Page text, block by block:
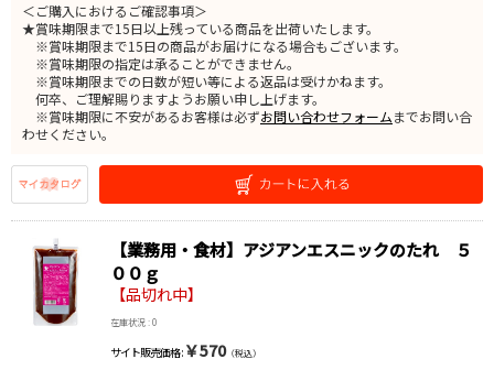
＜ご購入におけるご確認事項＞
★賞味期限まで15日以上残っている商品を出荷いたします。
※賞味期限まで15日の商品がお届けになる場合もございます。
※賞味期限の指定は承ることができません。
※賞味期限までの日数が短い等による返品は受けかねます。
何卒、ご理解賜りますようお願い申し上げます。
※賞味期限に不安があるお客様は必ずお問い合わせフォームまでお問い合
わせください。
【業務用・食材】アジアンエスニックのたれ ５
００ｇ
【品切れ中】
在庫状況 : 0
サイト販売価格 : ￥570（税込）